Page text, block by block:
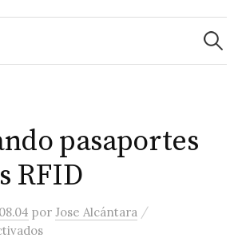
pasaportes
RFID
porJose Alcántara /
en Modificando pasaportes con